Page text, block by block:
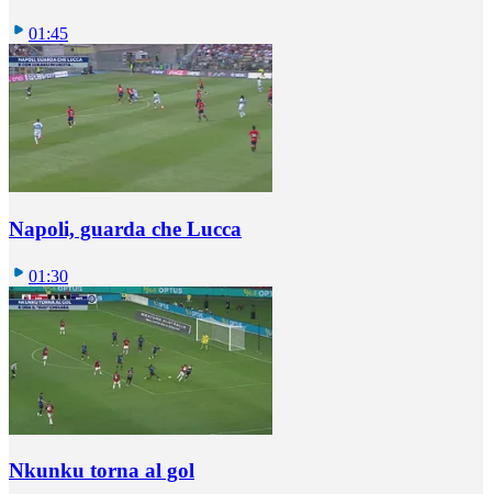
01:45
Napoli, guarda che Lucca
01:30
Nkunku torna al gol